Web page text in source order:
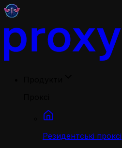
Резидентські проксі